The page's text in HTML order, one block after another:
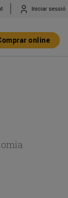
Iniciar sessió
online